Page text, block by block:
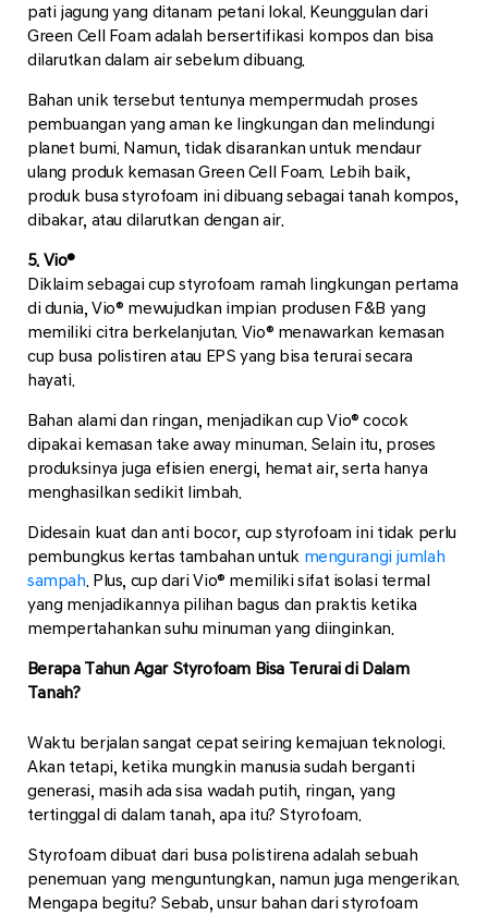
pati jagung yang ditanam petani lokal. Keunggulan dari
Green Cell Foam adalah bersertifikasi kompos dan bisa
dilarutkan dalam air sebelum dibuang.
Bahan unik tersebut tentunya mempermudah proses
pembuangan yang aman ke lingkungan dan melindungi
planet bumi. Namun, tidak disarankan untuk mendaur
ulang produk kemasan Green Cell Foam. Lebih baik,
produk busa styrofoam ini dibuang sebagai tanah kompos,
dibakar, atau dilarutkan dengan air.
5. Vio®
Diklaim sebagai cup styrofoam ramah lingkungan pertama
di dunia, Vio® mewujudkan impian produsen F&B yang
memiliki citra berkelanjutan. Vio® menawarkan kemasan
cup busa polistiren atau EPS yang bisa terurai secara
hayati.
Bahan alami dan ringan, menjadikan cup Vio® cocok
dipakai kemasan take away minuman. Selain itu, proses
produksinya juga efisien energi, hemat air, serta hanya
menghasilkan sedikit limbah.
Didesain kuat dan anti bocor, cup styrofoam ini tidak perlu
pembungkus kertas tambahan untuk mengurangi jumlah
sampah. Plus, cup dari Vio® memiliki sifat isolasi termal
yang menjadikannya pilihan bagus dan praktis ketika
mempertahankan suhu minuman yang diinginkan.
Berapa Tahun Agar Styrofoam Bisa Terurai di Dalam
Tanah?
Waktu berjalan sangat cepat seiring kemajuan teknologi.
Akan tetapi, ketika mungkin manusia sudah berganti
generasi, masih ada sisa wadah putih, ringan, yang
tertinggal di dalam tanah, apa itu? Styrofoam.
Styrofoam dibuat dari busa polistirena adalah sebuah
penemuan yang menguntungkan, namun juga mengerikan.
Mengapa begitu? Sebab, unsur bahan dari styrofoam